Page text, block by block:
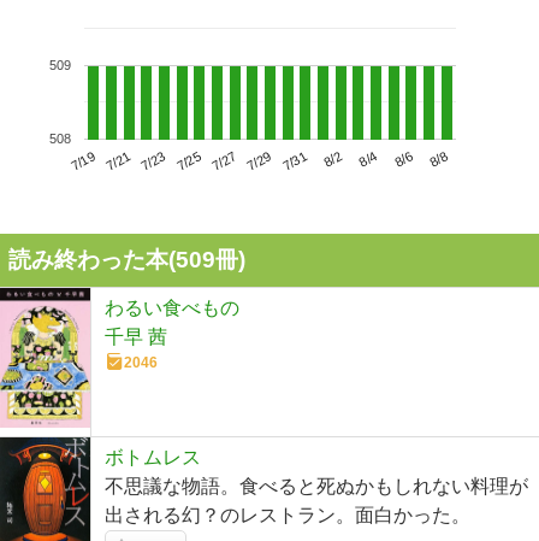
7/19 7/21 7/23 7/25 7/27 7/29 7/31 8/2 8/4 8/6 8/8
508
509
読み終わった本(509冊)
わるい食べもの
千早 茜
2046
ボトムレス
不思議な物語。食べると死ぬかもしれない料理が
出される幻？のレストラン。面白かった。